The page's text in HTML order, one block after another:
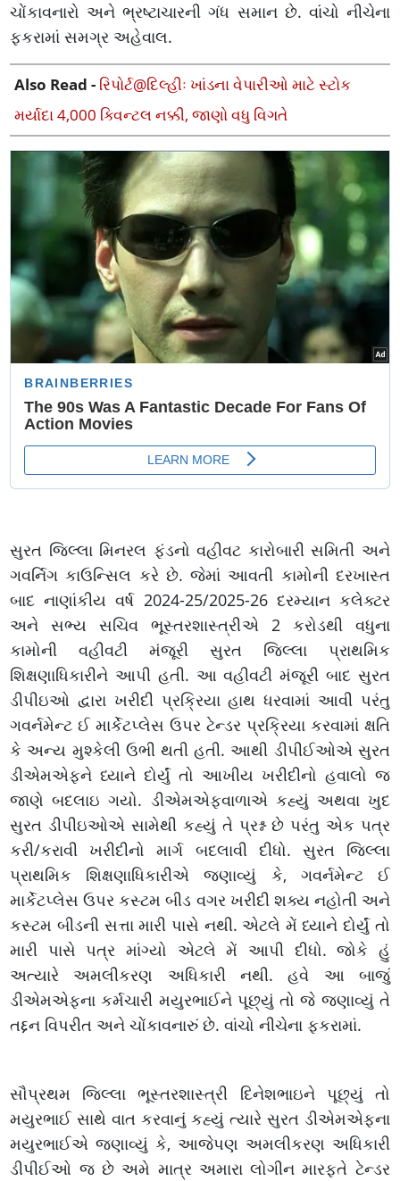
ચોંકાવનારો અને ભ્રષ્ટાચારની ગંધ સમાન છે. વાંચો નીચેના
ફકરામાં સમગ્ર અહેવાલ.
Also Read - રિપોર્ટ@દિલ્હીઃ ખાંડના વેપારીઓ માટે સ્ટોક
મર્યાદા 4,000 ક્વિન્ટલ નક્કી, જાણો વધુ વિગતે
સુરત જિલ્લા મિનરલ ફંડનો વહીવટ કારોબારી સમિતી અને
ગવર્નિગ કાઉન્સિલ કરે છે. જેમાં આવતી કામોની દરખાસ્ત
બાદ નાણાંકીય વર્ષ 2024-25/2025-26 દરમ્યાન કલેક્ટર
અને સભ્ય સચિવ ભૂસ્તરશાસ્ત્રીએ 2 કરોડથી વધુના
કામોની વહીવટી મંજૂરી સુરત જિલ્લા પ્રાથમિક
શિક્ષણાધિકારીને આપી હતી. આ વહીવટી મંજૂરી બાદ સુરત
ડીપીઇઓ દ્વારા ખરીદી પ્રક્રિયા હાથ ધરવામાં આવી પરંતુ
ગવર્નમેન્ટ ઈ માર્કેટપ્લેસ ઉપર ટેન્ડર પ્રક્રિયા કરવામાં ક્ષતિ
કે અન્ય મુશ્કેલી ઉભી થતી હતી. આથી ડીપીઈઓએ સુરત
ડીએમએફને ધ્યાને દોર્યું તો આખીય ખરીદીનો હવાલો જ
જાણે બદલાઇ ગયો. ડીએમએફવાળાએ કહ્યું અથવા ખુદ
સુરત ડીપીઇઓએ સામેથી કહ્યું તે પ્રશ્ન છે પરંતુ એક પત્ર
કરી/કરાવી ખરીદીનો માર્ગ બદલાવી દીધો. સુરત જિલ્લા
પ્રાથમિક શિક્ષણાધિકારીએ જણાવ્યું કે, ગવર્નમેન્ટ ઈ
માર્કેટપ્લેસ ઉપર કસ્ટમ બીડ વગર ખરીદી શક્ય નહોતી અને
કસ્ટમ બીડની સત્તા મારી પાસે નથી. એટલે મેં ધ્યાને દોર્યું તો
મારી પાસે પત્ર માંગ્યો એટલે મેં આપી દીધો. જોકે હું
અત્યારે અમલીકરણ અધિકારી નથી. હવે આ બાજું
ડીએમએફના કર્મચારી મયુરભાઈને પૂછ્યું તો જે જણાવ્યું તે
તદ્દન વિપરીત અને ચોંકાવનારું છે. વાંચો નીચેના ફકરામાં.
સૌપ્રથમ જિલ્લા ભૂસ્તરશાસ્ત્રી દિનેશભાઇને પૂછ્યું તો
મયુરભાઈ સાથે વાત કરવાનું કહ્યું ત્યારે સુરત ડીએમએફના
મયુરભાઈએ જણાવ્યું કે, આજેપણ અમલીકરણ અધિકારી
ડીપીઈઓ જ છે અમે માત્ર અમારા લોગીન મારફતે ટેન્ડર